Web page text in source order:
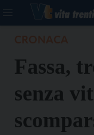
Fassa,
senza